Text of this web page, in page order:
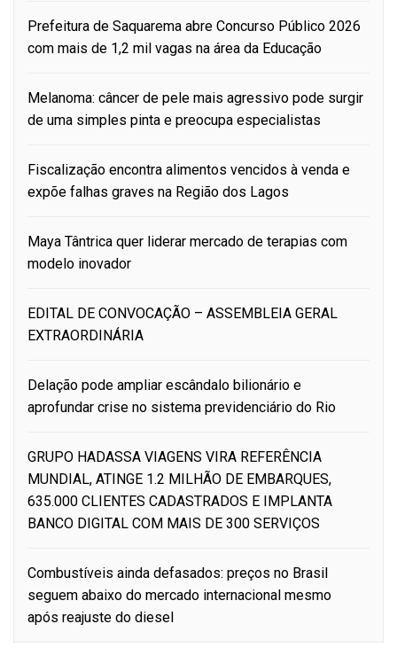
Prefeitura de Saquarema abre Concurso Público 2026
com mais de 1,2 mil vagas na área da Educação
Melanoma: câncer de pele mais agressivo pode surgir
de uma simples pinta e preocupa especialistas
Fiscalização encontra alimentos vencidos à venda e
expõe falhas graves na Região dos Lagos
Maya Tântrica quer liderar mercado de terapias com
modelo inovador
EDITAL DE CONVOCAÇÃO – ASSEMBLEIA GERAL
EXTRAORDINÁRIA
Delação pode ampliar escândalo bilionário e
aprofundar crise no sistema previdenciário do Rio
GRUPO HADASSA VIAGENS VIRA REFERÊNCIA
MUNDIAL, ATINGE 1.2 MILHÃO DE EMBARQUES,
635.000 CLIENTES CADASTRADOS E IMPLANTA
BANCO DIGITAL COM MAIS DE 300 SERVIÇOS
Combustíveis ainda defasados: preços no Brasil
seguem abaixo do mercado internacional mesmo
após reajuste do diesel